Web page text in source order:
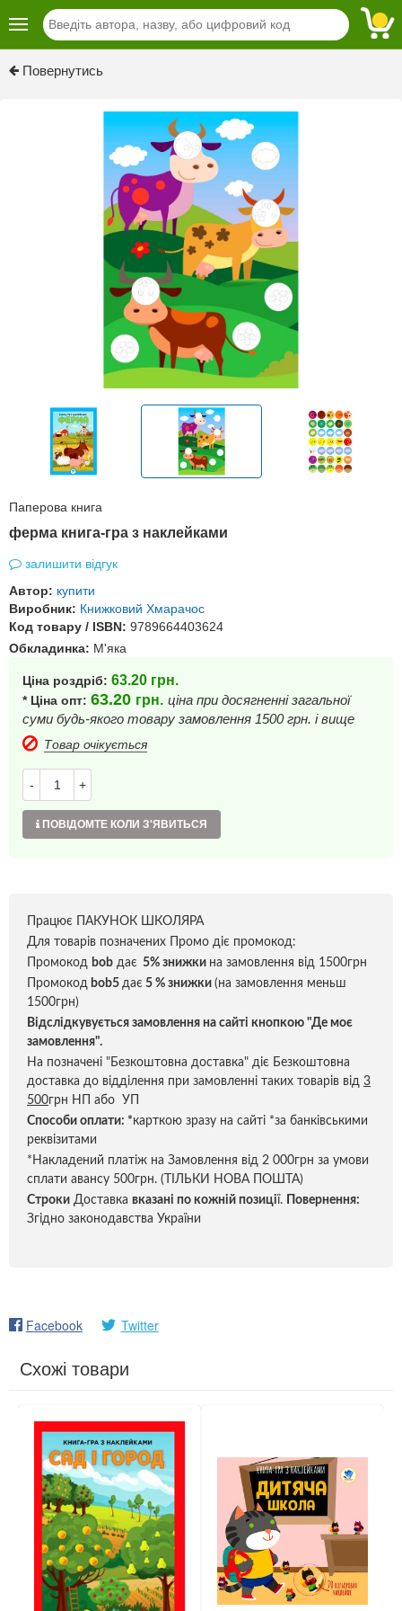
Повернутись
Паперова книга
ферма книга-гра з наклейками
залишити відгук
Автор: купити
Виробник: Книжковий Хмарачос
Код товару / ISBN: 9789664403624
Обкладинка: М'яка
Ціна роздріб: 63.20 грн.
* Ціна опт: 63.20 грн. ціна при досягненні загальної
суми будь-якого товару замовлення 1500 грн. і вище
Товар очікується
- +
ПОВІДОМТЕ КОЛИ З'ЯВИТЬСЯ
Працює ПАКУНОК ШКОЛЯРА
Для товарів позначених Промо діє промокод:
Промокод bob дає 5% знижки на замовлення від 1500грн
Промокод bob5 дає 5 % знижки (на замовлення меньш
1500грн)
Відслідкувується замовлення на сайті кнопкою "Де моє
замовлення".
На позначені "Безкоштовна доставка" діє Безкоштовна
доставка до відділення при замовленні таких товарів від 3
500грн НП або УП
Способи оплати: *карткою зразу на сайті *за банківськими
реквізитами
*Накладений платіж на Замовлення від 2 000грн за умови
сплати авансу 500грн. (ТІЛЬКИ НОВА ПОШТА)
Строки Доставка вказані по кожній позиції.
Повернення:
Згідно законодавства України
Facebook Twitter
Схожі товари